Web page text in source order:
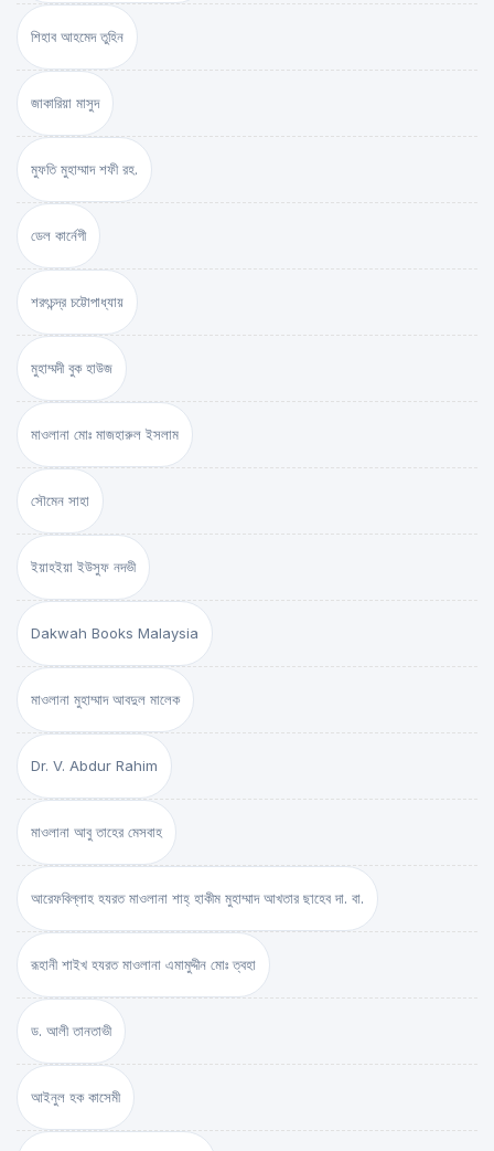
শিহাব আহমেদ তুহিন
জাকারিয়া মাসুদ
মুফতি মুহাম্মাদ শফী রহ.
ডেল কার্নেগী
শরৎচন্দ্র চট্টোপাধ্যায়
মুহাম্মদী বুক হাউজ
মাওলানা মোঃ মাজহারুল ইসলাম
সৌমেন সাহা
ইয়াহইয়া ইউসুফ নদভী
Dakwah Books Malaysia
মাওলানা মুহাম্মাদ আবদুল মালেক
Dr. V. Abdur Rahim
মাওলানা আবু তাহের মেসবাহ
আরেফবিল্লাহ হযরত মাওলানা শাহ্ হাকীম মুহাম্মাদ আখতার ছাহেব দা. বা.
রূহানী শাইখ হযরত মাওলানা এমামুদ্দীন মোঃ ত্বহা
ড. আলী তানতাভী
আইনুল হক কাসেমী